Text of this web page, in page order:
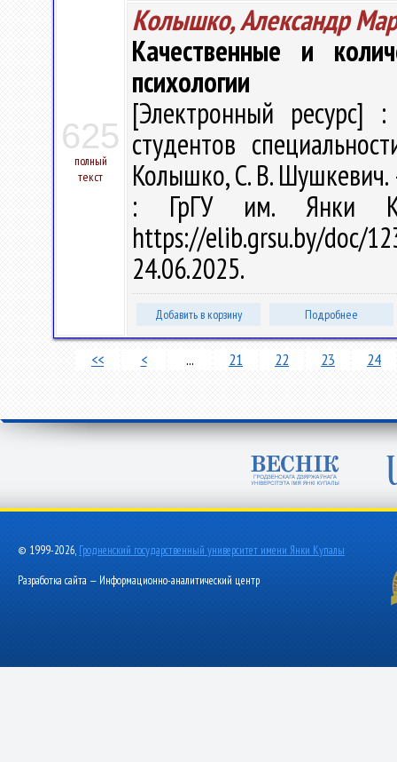
625
полный
текст
Колышко, Александр
Качественные и
психологии
[Электронный ресурс] :
студентов
Колышко, С. В. Шушкевич.
: ГрГУ им. Янки
https://elib.grsu.by/doc/
24.06.2025.
Добавить в корзину Подробнее
<< < ... 21 22 23 24
© 1999-2026, Гродненский государственный университет имени Янки Купалы
Разработка сайта — Информационно-аналитический центр